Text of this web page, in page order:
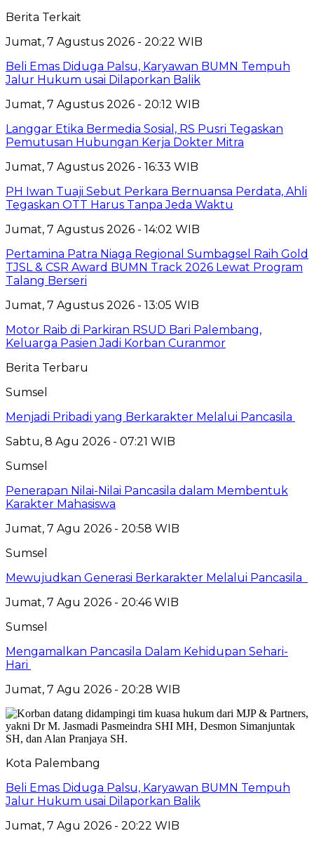
Berita Terkait
Jumat, 7 Agustus 2026 - 20:22 WIB
Beli Emas Diduga Palsu, Karyawan BUMN Tempuh
Jalur Hukum usai Dilaporkan Balik
Jumat, 7 Agustus 2026 - 20:12 WIB
Langgar Etika Bermedia Sosial, RS Pusri Tegaskan
Pemutusan Hubungan Kerja Dokter Mitra
Jumat, 7 Agustus 2026 - 16:33 WIB
PH Iwan Tuaji Sebut Perkara Bernuansa Perdata, Ahli
Tegaskan OTT Harus Tanpa Jeda Waktu
Jumat, 7 Agustus 2026 - 14:02 WIB
Pertamina Patra Niaga Regional Sumbagsel Raih Gold
TJSL & CSR Award BUMN Track 2026 Lewat Program
Talang Berseri
Jumat, 7 Agustus 2026 - 13:05 WIB
Motor Raib di Parkiran RSUD Bari Palembang,
Keluarga Pasien Jadi Korban Curanmor
Berita Terbaru
Sumsel
Menjadi Pribadi yang Berkarakter Melalui Pancasila
Sabtu, 8 Agu 2026 - 07:21 WIB
Sumsel
Penerapan Nilai-Nilai Pancasila dalam Membentuk
Karakter Mahasiswa
Jumat, 7 Agu 2026 - 20:58 WIB
Sumsel
Mewujudkan Generasi Berkarakter Melalui Pancasila
Jumat, 7 Agu 2026 - 20:46 WIB
Sumsel
Mengamalkan Pancasila Dalam Kehidupan Sehari-
Hari
Jumat, 7 Agu 2026 - 20:28 WIB
Kota Palembang
Beli Emas Diduga Palsu, Karyawan BUMN Tempuh
Jalur Hukum usai Dilaporkan Balik
Jumat, 7 Agu 2026 - 20:22 WIB